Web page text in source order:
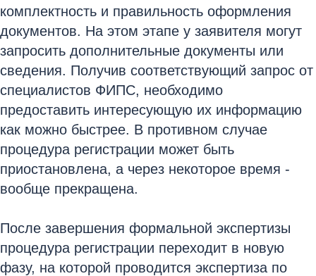
комплектность и правильность оформления
документов. На этом этапе у заявителя могут
запросить дополнительные документы или
сведения. Получив соответствующий запрос от
специалистов ФИПС, необходимо
предоставить интересующую их информацию
как можно быстрее. В противном случае
процедура регистрации может быть
приостановлена, а через некоторое время -
вообще прекращена.
После завершения формальной экспертизы
процедура регистрации переходит в новую
фазу, на которой проводится экспертиза по